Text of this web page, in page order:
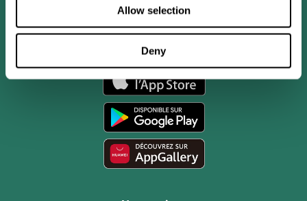
Allow selection
Deny
App CogniFit